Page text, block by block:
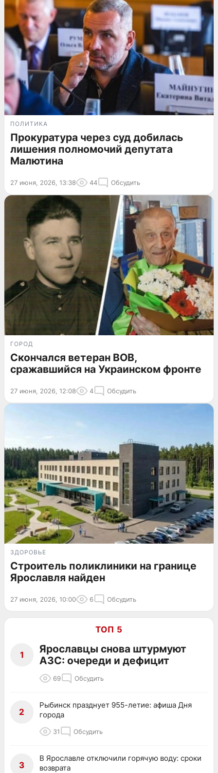
ПОЛИТИКА
Прокуратура через суд добилась
лишения полномочий депутата
Малютина
27 июня, 2026, 13:38 44 Обсудить
ГОРОД
Скончался ветеран ВОВ,
сражавшийся на Украинском фронте
27 июня, 2026, 12:08 4 Обсудить
ЗДОРОВЬЕ
Строитель поликлиники на границе
Ярославля найден
27 июня, 2026, 10:00 6 Обсудить
ТОП 5
1
Ярославцы снова штурмуют
АЗС: очереди и дефицит
69 Обсудить
2
Рыбинск празднует 955-летие: афиша Дня
города
31 Обсудить
3
В Ярославле отключили горячую воду: сроки
возврата